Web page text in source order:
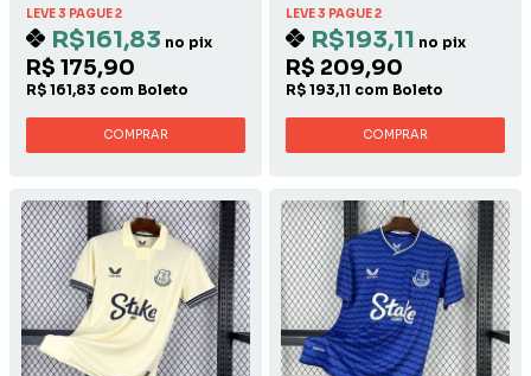
LEVE 3 PAGUE 2
R$161,83 no pix
R$ 175,90
R$ 161,83 com Boleto
COMPRAR
LEVE 3 PAGUE 2
R$193,11 no pix
R$ 209,90
R$ 193,11 com Boleto
COMPRAR